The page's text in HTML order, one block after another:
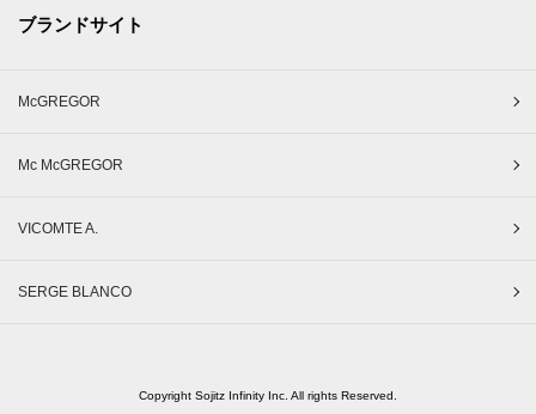
ブランドサイト
McGREGOR
Mc McGREGOR
VICOMTE A.
SERGE BLANCO
Copyright Sojitz Infinity Inc. All rights Reserved.